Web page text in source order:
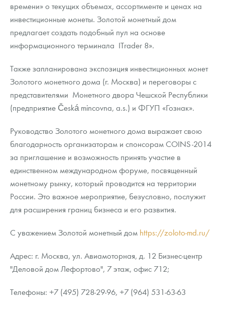
времени» о текущих объемах, ассортименте и ценах на
инвестиционные монеты. Золотой монетный дом
предлагает создать подобный пул на основе
информационного терминала ITrader 8».
Также запланирована экспозиция инвестиционных монет
Золотого монетного дома (г. Москва) и переговоры с
представителями Монетного двора Чешской Республики
(предприятие Česká mincovna, a.s.) и ФГУП «Гознак».
Руководство Золотого монетного дома выражает свою
благодарность организаторам и спонсорам COINS-2014
за приглашение и возможность принять участие в
единственном международном форуме, посвященный
монетному рынку, который проводится на территории
России. Это важное мероприятие, безусловно, послужит
для расширения границ бизнеса и его развития.
С уважением Золотой монетный дом https://zoloto-md.ru/
Адрес: г. Москва, ул. Авиамоторная, д. 12 Бизнес-центр
"Деловой дом Лефортово", 7 этаж, офис 712;
Телефоны: +7 (495) 728-29-96, +7 (964) 531-63-63